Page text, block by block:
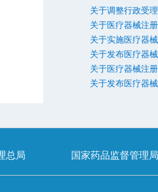
关于调整行政受
关于医疗器械注
关于实施医疗器
关于发布医疗器
关于医疗器械注
关于发布医疗器
总局 国家药品监督管理局